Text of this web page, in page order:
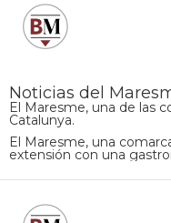
Noticias del
El Maresme, una de las
Catalunya.
El Maresme, una
extensión con una